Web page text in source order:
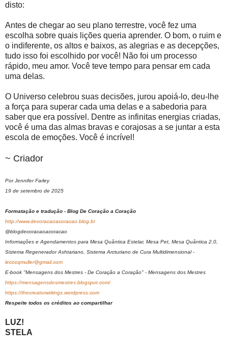
disto:
Antes de chegar ao seu plano terrestre, você fez uma
escolha sobre quais lições queria aprender. O bom, o ruim e
o indiferente, os altos e baixos, as alegrias e as decepções,
tudo isso foi escolhido por você! Não foi um processo
rápido, meu amor. Você teve tempo para pensar em cada
uma delas.
O Universo celebrou suas decisões, jurou apoiá-lo, deu-lhe
a força para superar cada uma delas e a sabedoria para
saber que era possível. Dentre as infinitas energias criadas,
você é uma das almas bravas e corajosas a se juntar a esta
escola de emoções. Você é incrível!
~ Criador
Por Jennifer Farley
19 de setembro de 2025
Formatação e tradução - Blog De Coração a Coração
http://www.decoracaoacoracao.blog.br
@blogdecoracaoacoracao
Informações e Agendamentos para Mesa Quântica Estelar, Mesa Pet, Mesa Quântica 2.0,
Sistema Regenerador Ashtariano, Sistema Arcturiano de Cura Multidimensional -
lecocqmuller@gmail.com
E-book "Mensagens dos Mestres - De Coração a Coração" - Mensagens dos Mestres
https://mensagensdosmestres.blogspot.com/
https://thecreatorwritings.wordpress.com
Respeite todos os créditos ao compartilhar
LUZ!
STELA